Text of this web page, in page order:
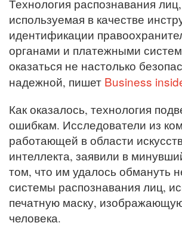
Технология распознавания
используемая в качестве
идентификации
органами и платежными
оказаться не настолько
надежной, пишет Business
Как оказалось, технология
ошибкам. Исследователи из
работающей в области
интеллекта, заявили в
том, что им удалось обмануть
системы распознавания лиц,
печатную маску,
человека.